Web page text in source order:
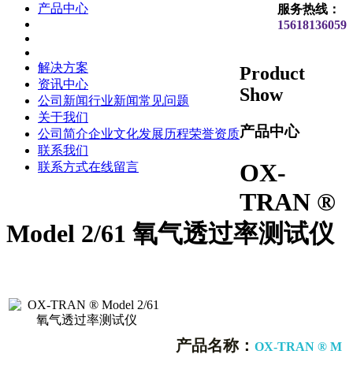
服务热线：
15618136059
产品中心
解决方案
资讯中心
公司新闻行业新闻常见问题
关于我们
公司简介企业文化发展历程荣誉资质
联系我们
联系方式在线留言
Product
Show
产品中心
OX-
TRAN ®
Model 2/61 氧气透过率测试仪
产品名称： OX-TRAN ® M